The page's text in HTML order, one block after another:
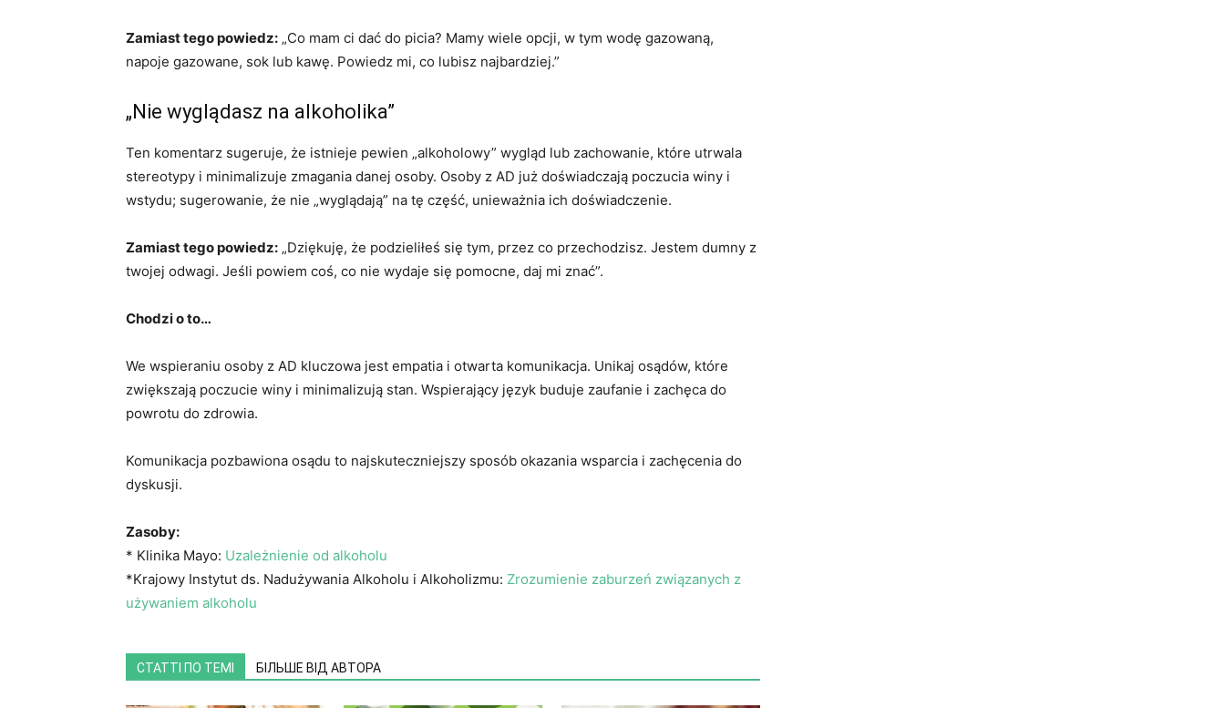
Zamiast tego powiedz: „Co mam ci dać do picia? Mamy wiele opcji, w tym wodę gazowaną,
napoje gazowane, sok lub kawę. Powiedz mi, co lubisz najbardziej.”
„Nie wyglądasz na alkoholika”
Ten komentarz sugeruje, że istnieje pewien „alkoholowy” wygląd lub zachowanie, które utrwala
stereotypy i minimalizuje zmagania danej osoby. Osoby z AD już doświadczają poczucia winy i
wstydu; sugerowanie, że nie „wyglądają” na tę część, unieważnia ich doświadczenie.
Zamiast tego powiedz: „Dziękuję, że podzieliłeś się tym, przez co przechodzisz. Jestem dumny z
twojej odwagi. Jeśli powiem coś, co nie wydaje się pomocne, daj mi znać”.
Chodzi o to…
We wspieraniu osoby z AD kluczowa jest empatia i otwarta komunikacja. Unikaj osądów, które
zwiększają poczucie winy i minimalizują stan. Wspierający język buduje zaufanie i zachęca do
powrotu do zdrowia.
Komunikacja pozbawiona osądu to najskuteczniejszy sposób okazania wsparcia i zachęcenia do
dyskusji.
Zasoby:
* Klinika Mayo: Uzależnienie od alkoholu
*Krajowy Instytut ds. Nadużywania Alkoholu i Alkoholizmu: Zrozumienie zaburzeń związanych z
używaniem alkoholu
СТАТТІ ПО ТЕМІ БІЛЬШЕ ВІД АВТОРА